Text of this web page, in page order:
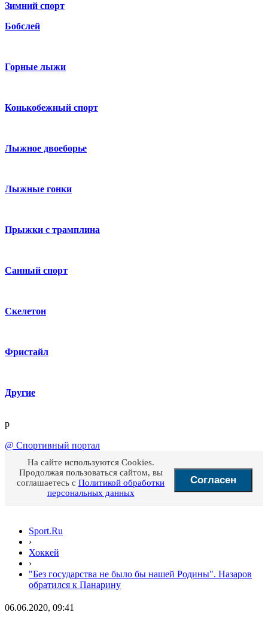
Зимний спорт
Бобслей
Горные лыжи
Конькобежный спорт
Лыжное двоеборье
Лыжные гонки
Прыжки с трамплина
Санный спорт
Скелетон
Фристайл
Другие
p
@ Спортивный портал
На сайте используются Cookies.
Продолжая пользоваться сайтом, вы
соглашаетесь с Политикой обработки
персональных данных
Согласен
Sport.Ru
›
Хоккей
›
"Без государства не было бы нашей Родины". Назаров
обратился к Панарину
06.06.2020, 09:41